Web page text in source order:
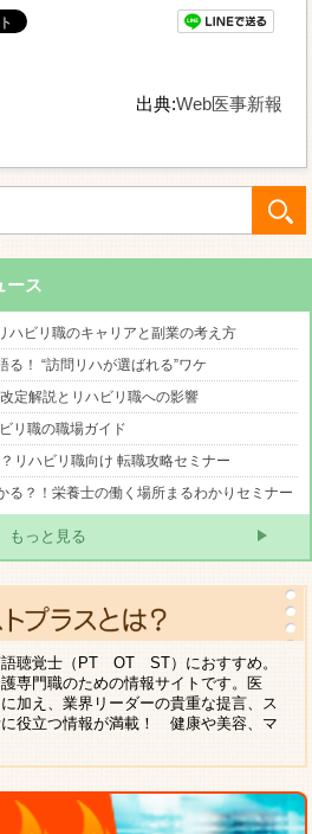
出典:Web医事新報
ース
ハビリ職のキャリアと副業の考え方
る！ “訪問リハが選ばれる”ワケ
定解説とリハビリ職への影響
リ職の職場ガイド
リハビリ職向け 転職攻略セミナー
る？！栄養士の働く場所まるわかりセミナー
もっと見る
語聴覚士（PT OT ST）におすすめ。
専門職のための情報サイトです。医
加え、業界リーダーの貴重な提言、ス
役立つ情報が満載！ 健康や美容、マ